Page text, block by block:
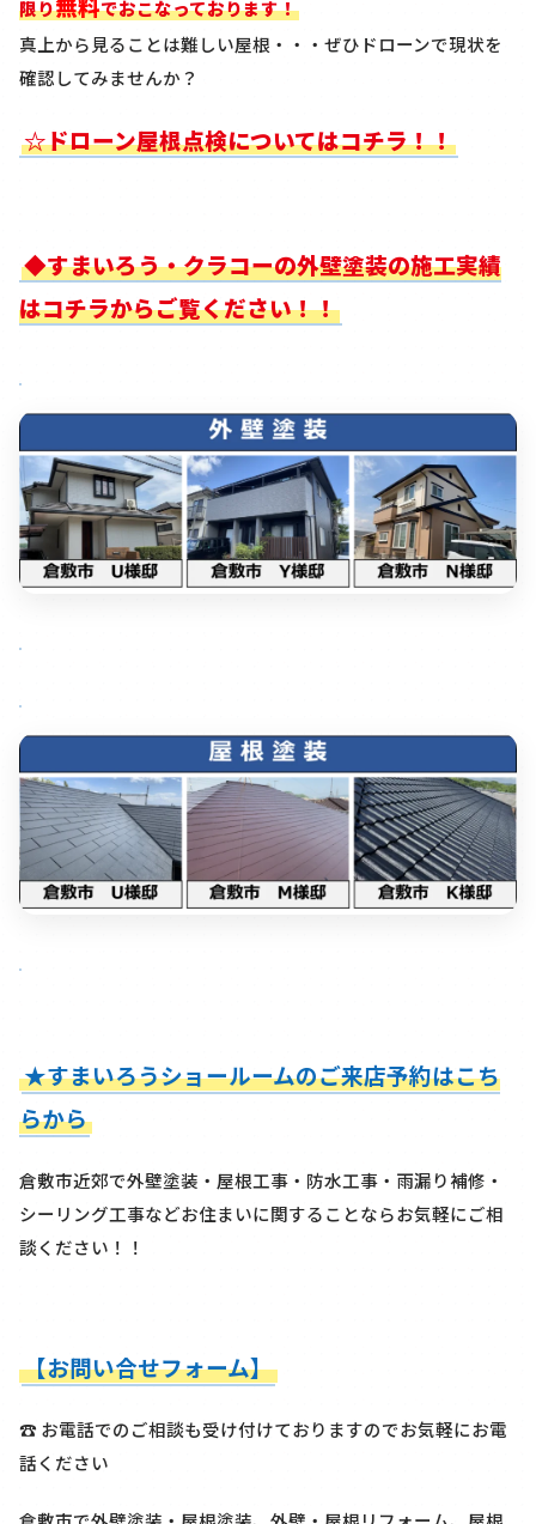
限り
でおこなっております！
真上から見ることは難しい屋根・・・ぜひドローンで現状を
確認してみませんか？
☆ドローン屋根点検についてはコチラ！！
◆すまいろう・クラコーの外壁塗装の施工実績
はコチラからご覧ください！！
★すまいろうショールームのご来店予約はこち
らから
倉敷市近郊で外壁塗装・屋根工事・防水工事・雨漏り補修・
シーリング工事などお住まいに関することならお気軽にご相
談ください！！
【お問い合せフォーム】
☎ お電話でのご相談も受け付けておりますのでお気軽にお電
話ください